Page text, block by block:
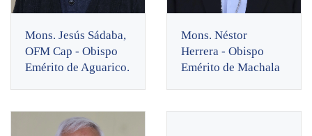
Mons. Jesús Sádaba,
OFM Cap - Obispo
Emérito de Aguarico.
Mons. Néstor
Herrera - Obispo
Emérito de Machala